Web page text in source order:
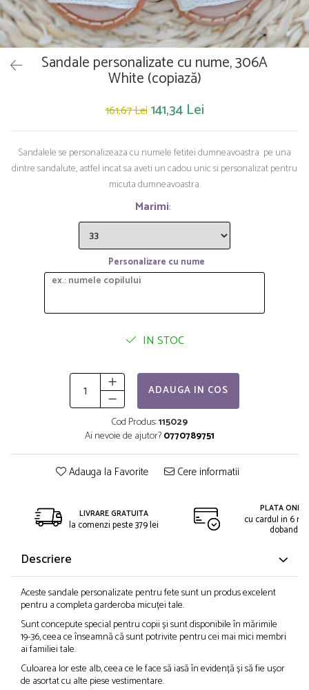
Papusi si accesorii
Trotinete
Trenulete si masinute
Unelte si bancuri de lucru
Sandale personalizate cu nume, 306A
White (copiază)
161,67 Lei 141,34 Lei
Sandalele se personalizeaza cu numele fetitei dumneavoastra pe una
dintre sandalute, astfel incat sa aveti un cadou unic si personalizat pentru
micuta dumneavoastra.
Marimi:
Personalizare cu nume
IN STOC
ADAUGA IN COS
Cod Produs:115029
Ai nevoie de ajutor?0770789751
Adauga la Favorite Cere informatii
LIVRARE GRATUITA
la comenzi peste 379 lei
PLATA
cu cardul in 6
dobanda
Descriere
Aceste sandale personalizate pentru fete sunt un produs excelent
pentru a completa garderoba micuței tale.
Sunt concepute special pentru copii și sunt disponibile în mărimile
19-36, ceea ce înseamnă că sunt potrivite pentru cei mai mici membri
ai familiei tale.
Culoarea lor este alb, ceea ce le face să iasă în evidență și să fie ușor
de asortat cu alte piese vestimentare.